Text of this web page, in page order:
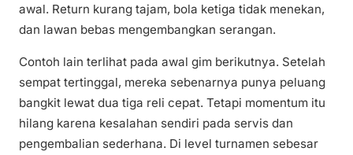
awal. Return kurang tajam, bola ketiga tidak menekan,
dan lawan bebas mengembangkan serangan.
Contoh lain terlihat pada awal gim berikutnya. Setelah
sempat tertinggal, mereka sebenarnya punya peluang
bangkit lewat dua tiga reli cepat. Tetapi momentum itu
hilang karena kesalahan sendiri pada servis dan
pengembalian sederhana. Di level turnamen sebesar